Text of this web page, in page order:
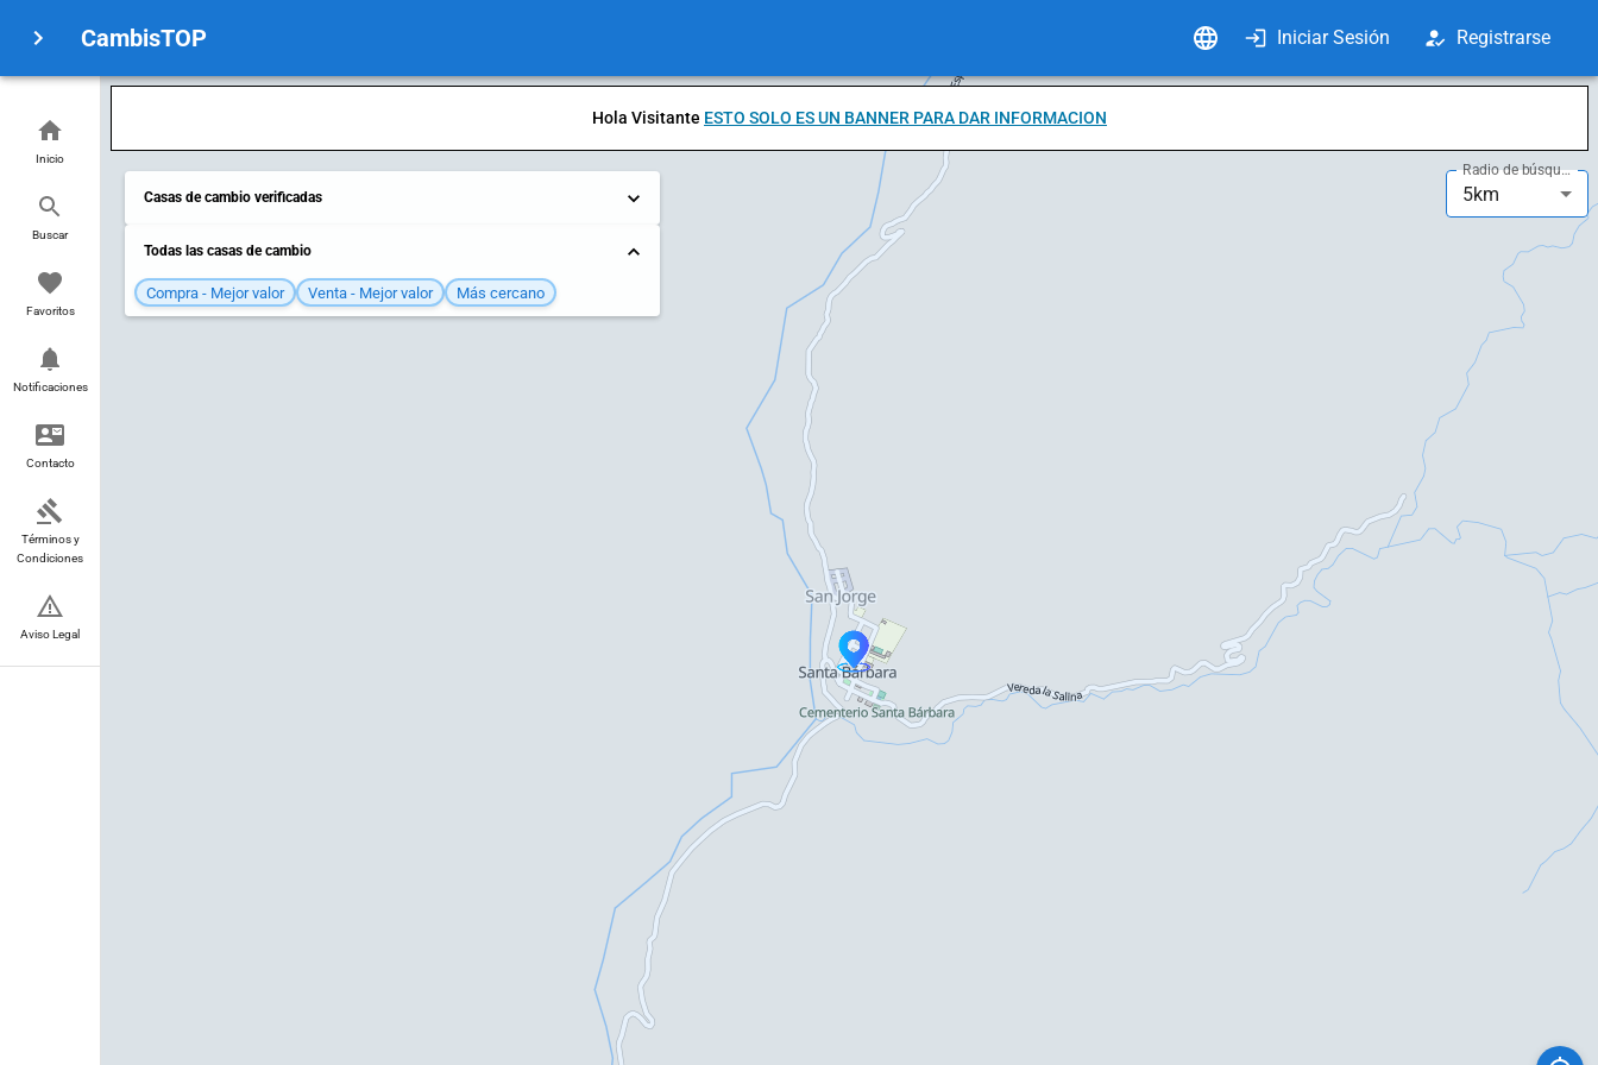
CambisTOP Iniciar Sesión Registrarse
Inicio
Buscar
Favoritos
Notificaciones
Contacto
Términos y
Condiciones
Aviso Legal
Hola Visitante ESTO SOLO ES UN BANNER PARA DAR INFORMACION
Radio de búsqueda
5km
Casas de cambio verificadas
Todas las casas de cambio
Compra - Mejor valor Venta - Mejor valor Más cercano